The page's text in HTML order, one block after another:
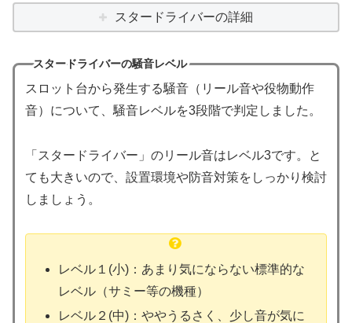
スタードライバーの詳細
スタードライバーの騒音レベル
スロット台から発生する騒音（リール音や役物動作
音）について、騒音レベルを3段階で判定しました。
「スタードライバー」のリール音はレベル3です。と
ても大きいので、設置環境や防音対策をしっかり検討
しましょう。
レベル１(小)：あまり気にならない標準的な
レベル（サミー等の機種）
レベル２(中)：ややうるさく、少し音が気に